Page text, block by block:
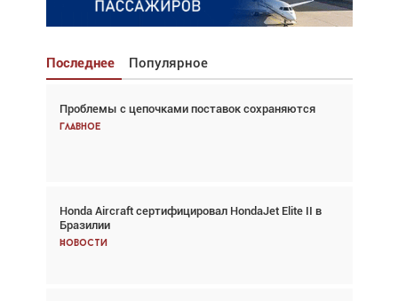
Последнее Популярное
Проблемы с цепочками поставок сохраняются
Главное
Honda Aircraft сертифицировал HondaJet Elite II в
Бразилии
Новости
Взгляд с высоты: тандем вертолётов и БПЛА в
спасательных операциях
Авиационный фотограф Дэйв Кох: «Фотография
говорит сама за себя... а ИИ всё портит»
Новости